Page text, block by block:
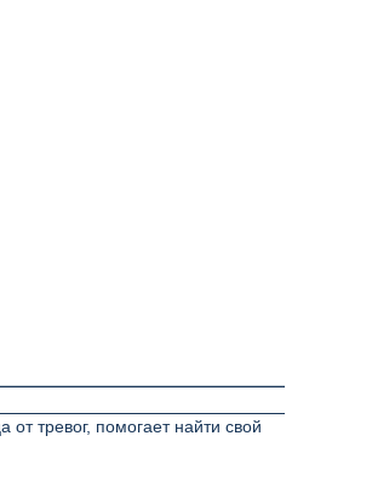
тревог, помогает найти свой